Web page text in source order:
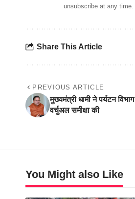
unsubscribe at any time.
Share This Article
PREVIOUS ARTICLE
मुख्यमंत्री धामी ने पर्यटन
वर्चुअल समीक्षा की
You Might also Like